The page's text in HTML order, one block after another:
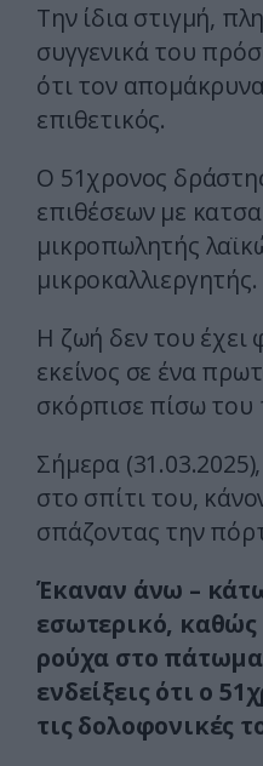
Την ίδια στιγμή,
συγγενικά του
ότι τον
επιθετικός.
Ο 51χρονος
επιθέσεων με
μικροπωλητής
μικροκαλλιεργητής.
Η ζωή δεν του έχει
εκείνος σε ένα
σκόρπισε πίσω του
Σήμερα
στο σπίτι του,
σπάζοντας την
Έκαναν άνω –
εσωτερικό,
ρούχα στο
ενδείξεις ότι ο
τις δολοφονικές